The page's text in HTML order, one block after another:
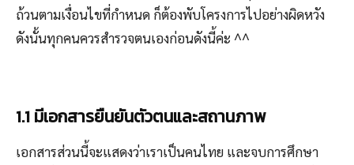
ถ้วนตามเงื่อนไขที่กำหนด ก็ต้องพับโครงการไปอย่างผิดหวัง
ดังนั้นทุกคนควรสำรวจตนเองก่อนดังนี้ค่ะ ^^
1.1 มีเอกสารยืนยันตัวตนและสถานภาพ
เอกสารส่วนนี้จะแสดงว่าเราเป็นคนไทย และจบการศึกษา